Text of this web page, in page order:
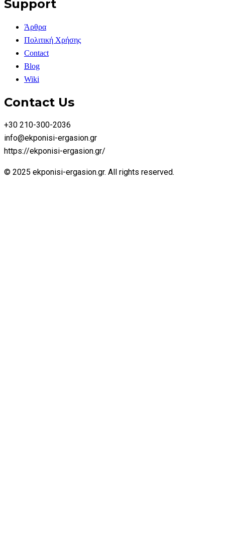
Support
Άρθρα
Πολιτική Χρήσης
Contact
Blog
Wiki
Contact Us
+30 210-300-2036
info@ekponisi-ergasion.gr
https://ekponisi-ergasion.gr/
© 2025 ekponisi-ergasion.gr. All rights reserved.